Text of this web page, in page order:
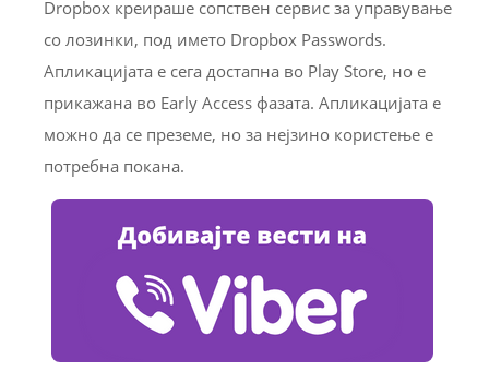
Dropbox креираше сопствен сервис за управување
со лозинки, под името Dropbox Passwords.
Апликацијата е сега достапна во Play Store, но е
прикажана во Early Access фазата. Апликацијата е
можно да се преземе, но за нејзино користење е
потребна покана.